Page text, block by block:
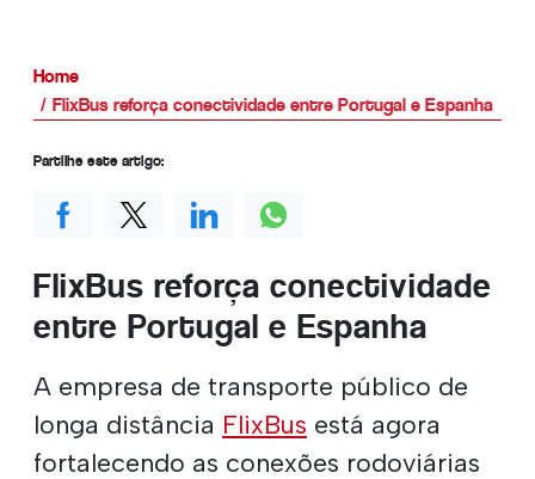
Home
FlixBus reforça conectividade entre Portugal e Espanha
FlixBus reforça conectividade
entre Portugal e Espanha
A empresa de transporte público de
longa distância FlixBus está agora
fortalecendo as conexões rodoviárias
Partilhe este artigo: